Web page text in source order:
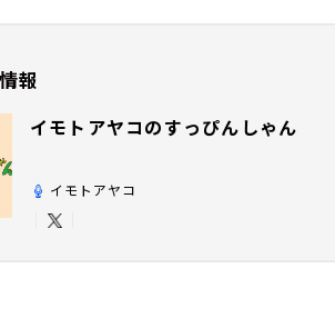
報
イモトアヤコのすっぴんしゃん
イモトアヤコ